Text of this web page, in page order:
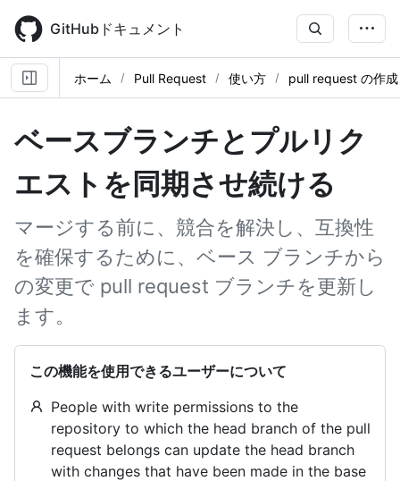
main
content
GitHubドキュメント
ホーム Pull Request 使い方 pull request の作成
ベースブランチとプルリク
エストを同期させ続ける
マージする前に、競合を解決し、互換性
を確保するために、ベース ブランチから
の変更で pull request ブランチを更新し
ます。
この機能を使用できるユーザーについて
People with write permissions to the
repository to which the head branch of the pull
request belongs can update the head branch
with changes that have been made in the base